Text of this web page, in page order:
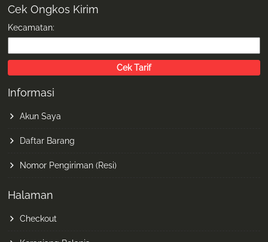
Cek Ongkos Kirim
Kecamatan:
Informasi
Akun Saya
Daftar Barang
Nomor Pengiriman (Resi)
Halaman
Checkout